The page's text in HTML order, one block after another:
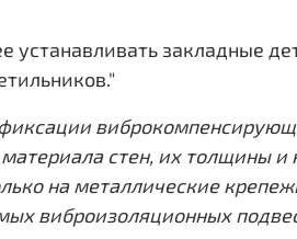
устанавливать закладные
стен, их толщины и
на металлические
виброизоляционных